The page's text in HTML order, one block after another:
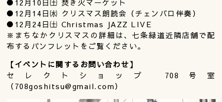
●12月10日㈯ 焚き火マーケット
●12月14日㈬ クリスマス朗読会（チェンバロ伴奏）
●12月24日㈯ Christmas JAZZ LIVE
※まちなかクリスマスの詳細は、七条緑道近隣店舗で配
布するパンフレットをご覧ください。
【イベントに関するお問い合わせ】
セレクトショップ 708号室
（708goshitsu@gmail.com）